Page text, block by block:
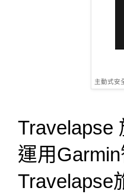
主動式安
Travelapse
運用
Travelapse